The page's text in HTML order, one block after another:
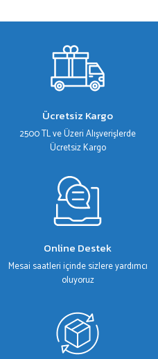
gördüğünüz noktaları öneri formunu
Ürün resmi kalitesiz, bozuk veya
Ürün açıklamasında eksik bilgiler
Ürün fiyatı diğer sitelerden daha pahalı.
Bu ürüne benzer farklı alternatifler
Ücretsiz Kargo
2500 TL ve Üzeri Alışverişlerde
Ücretsiz Kargo
Online Destek
Mesai saatleri içinde sizlere yardımcı
oluyoruz